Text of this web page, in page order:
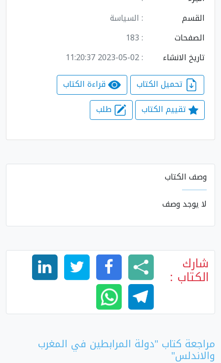
القسم
: السياسة
الصفحات
: 183
تاريخ الانشاء
: 2023-05-02 11:20:37
قراءة الكتاب
تقييم الكتاب
طلب
وصف الكتاب
لا يوجد وصف
شارك
الكتاب :
مراجعة كتاب "دولة المرابطين في المغرب
والاندلس"